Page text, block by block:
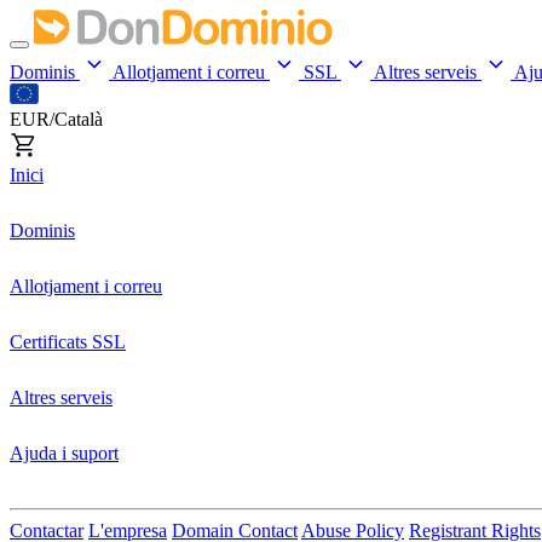
Dominis Allotjament i correu SSL Altres serveis
EUR/Català
Inici
Dominis
Allotjament i correu
Certificats SSL
Altres serveis
Ajuda i suport
Contactar L'empresa Domain Contact Abuse Policy Registrant Rights